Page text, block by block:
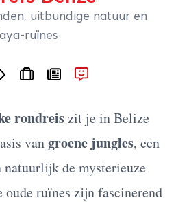
uitbundige natuur en
ruïnes
rondreiszit je in Belize
vangroene jungles, een
natuurlijk de mysterieuze
oude ruïnes zijn fascinerend